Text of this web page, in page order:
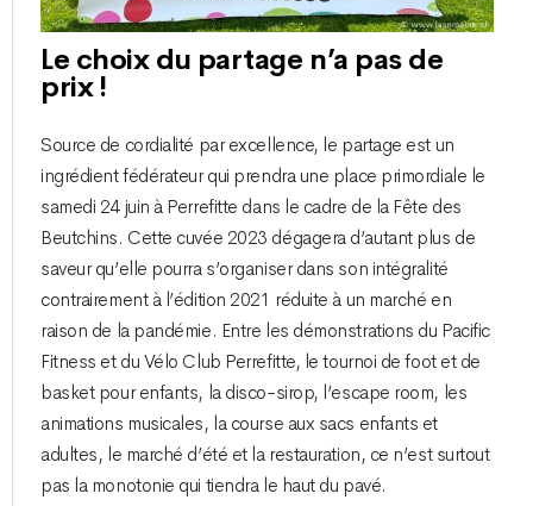
Le choix du partage n’a pas de
prix !
Source de cordialité par excellence, le partage est un
ingrédient fédérateur qui prendra une place primordiale le
samedi 24 juin à Perrefitte dans le cadre de la Fête des
Beutchins. Cette cuvée 2023 dégagera d’autant plus de
saveur qu’elle pourra s’organiser dans son intégralité
contrairement à l’édition 2021 réduite à un marché en
raison de la pandémie. Entre les démonstrations du Pacific
Fitness et du Vélo Club Perrefitte, le tournoi de foot et de
basket pour enfants, la disco-sirop, l’escape room, les
animations musicales, la course aux sacs enfants et
adultes, le marché d’été et la restauration, ce n’est surtout
pas la monotonie qui tiendra le haut du pavé.